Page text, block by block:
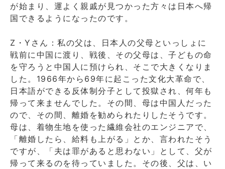
が始まり、運よく親戚が見つかった方々は日本へ帰
国できるようになったのです。
Z・Yさん：私の父は、日本人の父母といっしょに
戦前に中国に渡り、戦後、その父母は、子どもの命
を守ろうと中国人に預けられ、そこで大きくなりま
した。1966年から69年に起こった文化大革命で、
日本語ができる反体制分子として投獄され、何年も
帰って来ませんでした。その間、母は中国人だった
ので、その間、離婚を勧められたりしたそうです。
母は、着物生地を使った繊維会社のエンジニアで、
「離婚したら、給料も上がる」とか、言われたそう
ですが、「夫は罪があると思わない」として、父が
帰って来るのを待っていました。その後、父は、い